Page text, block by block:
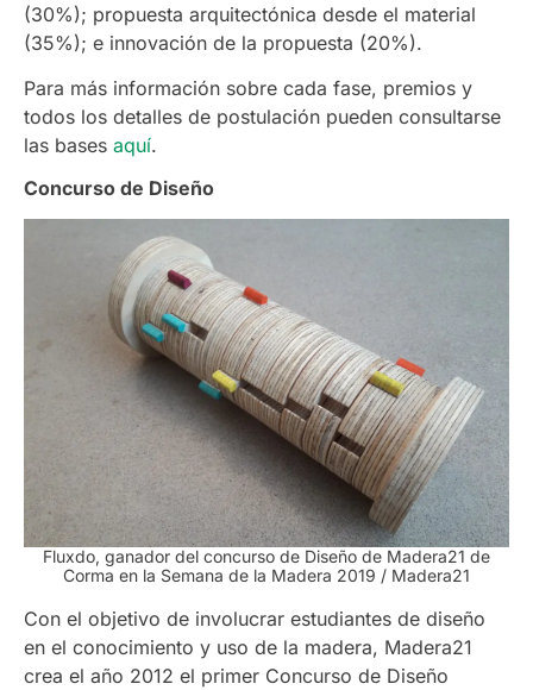
(30%); propuesta arquitectónica desde el material
(35%); e innovación de la propuesta (20%).
Para más información sobre cada fase, premios y
todos los detalles de postulación pueden consultarse
las bases aquí.
Concurso de Diseño
Fluxdo, ganador del concurso de Diseño de Madera21 de
Corma en la Semana de la Madera 2019 / Madera21
Con el objetivo de involucrar estudiantes de diseño
en el conocimiento y uso de la madera, Madera21
crea el año 2012 el primer Concurso de Diseño